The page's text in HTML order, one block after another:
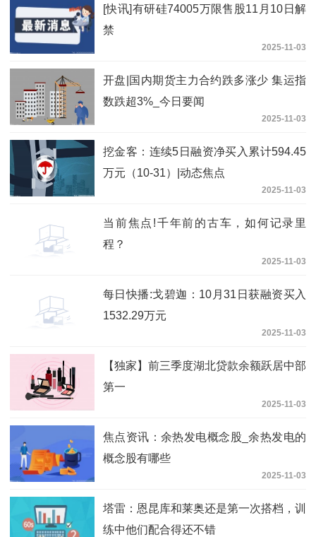
[快讯]有研硅74005万限售股11月10日解
禁
2025-11-03
开盘|国内期货主力合约跌多涨少 集运指
数跌超3%_今日要闻
2025-11-03
挖金客：连续5日融资净买入累计594.45
万元（10-31）|动态焦点
2025-11-03
当前焦点!千年前的古车，如何记录里
程？
2025-11-03
每日快播:戈碧迦：10月31日获融资买入
1532.29万元
2025-11-03
【独家】前三季度湖北贷款余额跃居中部
第一
2025-11-03
焦点资讯：余热发电概念股_余热发电的
概念股有哪些
2025-11-03
塔雷：恩昆库和莱奥还是第一次搭档，训
练中他们配合得还不错